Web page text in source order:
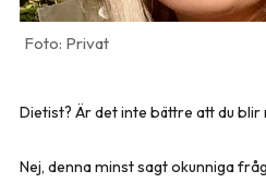
Privat
Dietist? Är det inte bättre att du blir
Nej, denna minst sagt okunniga